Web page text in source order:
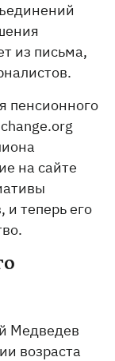
из письма,
пенсионного
на сайте
и теперь его
Медведев
возраста